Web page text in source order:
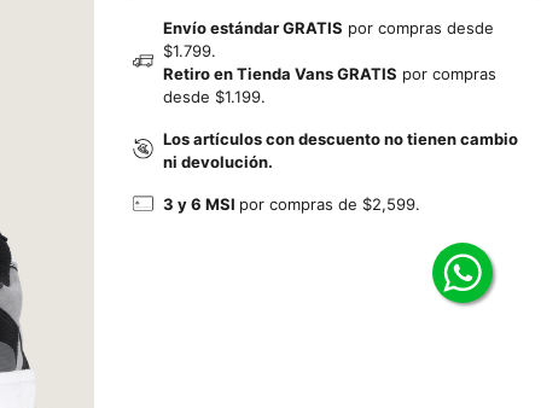
Envío estándar GRATIS por compras desde
$1.799.
Retiro en Tienda Vans GRATIS por compras
desde $1.199.
Los artículos con descuento no tienen cambio
ni devolución.
3 y 6 MSI por compras de $2,599.